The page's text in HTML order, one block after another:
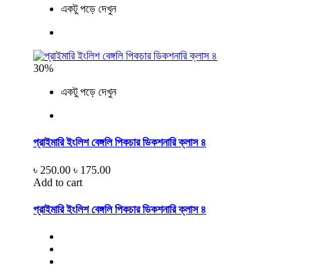
একটু পড়ে দেখুন
30%
একটু পড়ে দেখুন
প্রাইমারি ইংলিশ বেঙ্গলি পিকচার ডিকশনারি ক্লাস ৪
৳ 250.00 ৳ 175.00
Add to cart
প্রাইমারি ইংলিশ বেঙ্গলি পিকচার ডিকশনারি ক্লাস ৪